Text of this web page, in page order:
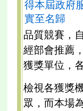
得本屆政府
實至名歸
品質競賽，
經部會推薦
獲獎單位，
檢視各獲獎
眾，而本場